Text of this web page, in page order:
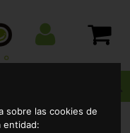
sobre las cookies de
entidad: